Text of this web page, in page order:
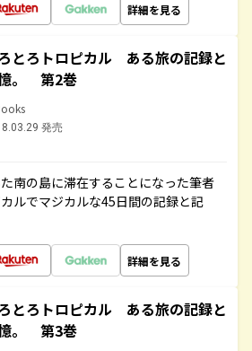
詳細を見る
とろトロピカル ある旅の記録と
。 第2巻
発売
南の島に滞在することになった筆者
ルでマジカルな45日間の記録と記
詳細を見る
とろトロピカル ある旅の記録と
。 第3巻